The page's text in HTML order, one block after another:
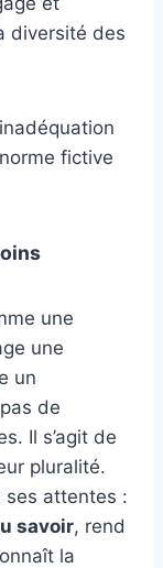
diversité des
fictive
une
une
un
de
Il s’agit de
pluralité.
ses attentes :
savoir, rend
la